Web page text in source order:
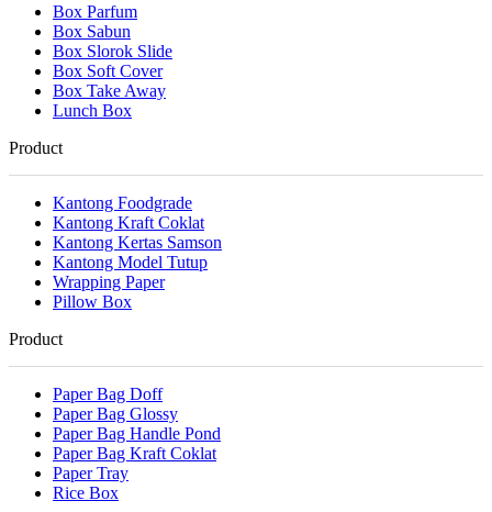
Box Parfum
Box Sabun
Box Slorok Slide
Box Soft Cover
Box Take Away
Lunch Box
Product
Kantong Foodgrade
Kantong Kraft Coklat
Kantong Kertas Samson
Kantong Model Tutup
Wrapping Paper
Pillow Box
Product
Paper Bag Doff
Paper Bag Glossy
Paper Bag Handle Pond
Paper Bag Kraft Coklat
Paper Tray
Rice Box